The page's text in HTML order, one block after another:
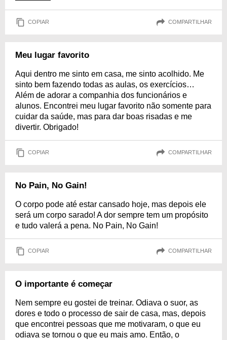
COPIAR COMPARTILHAR
Meu lugar favorito
Aqui dentro me sinto em casa, me sinto acolhido. Me
sinto bem fazendo todas as aulas, os exercícios…
Além de adorar a companhia dos funcionários e
alunos. Encontrei meu lugar favorito não somente para
cuidar da saúde, mas para dar boas risadas e me
divertir. Obrigado!
COPIAR COMPARTILHAR
No Pain, No Gain!
O corpo pode até estar cansado hoje, mas depois ele
será um corpo sarado! A dor sempre tem um propósito
e tudo valerá a pena. No Pain, No Gain!
COPIAR COMPARTILHAR
O importante é começar
Nem sempre eu gostei de treinar. Odiava o suor, as
dores e todo o processo de sair de casa, mas, depois
que encontrei pessoas que me motivaram, o que eu
odiava se tornou o que eu mais amo. Então, o